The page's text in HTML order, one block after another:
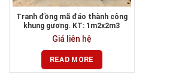
Tranh đồng mã đáo thành công
khung gương. KT: 1m2x2m3
Giá liên hệ
READ MORE